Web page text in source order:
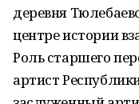
деревня
центре истории
Роль старшего
артист